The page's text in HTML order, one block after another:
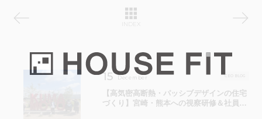
INDEX
15 2026
December CEO BLOG
​【高気密高断熱・パッシブデザインの住宅
づくり】宮崎・熊本への視察研修＆社員旅